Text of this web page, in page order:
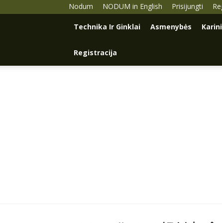
Nodum NODUM in English Prisijungti
Technika Ir Ginklai Asmenybės
Registracija